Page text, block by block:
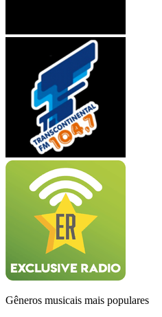
Gêneros musicais mais populares